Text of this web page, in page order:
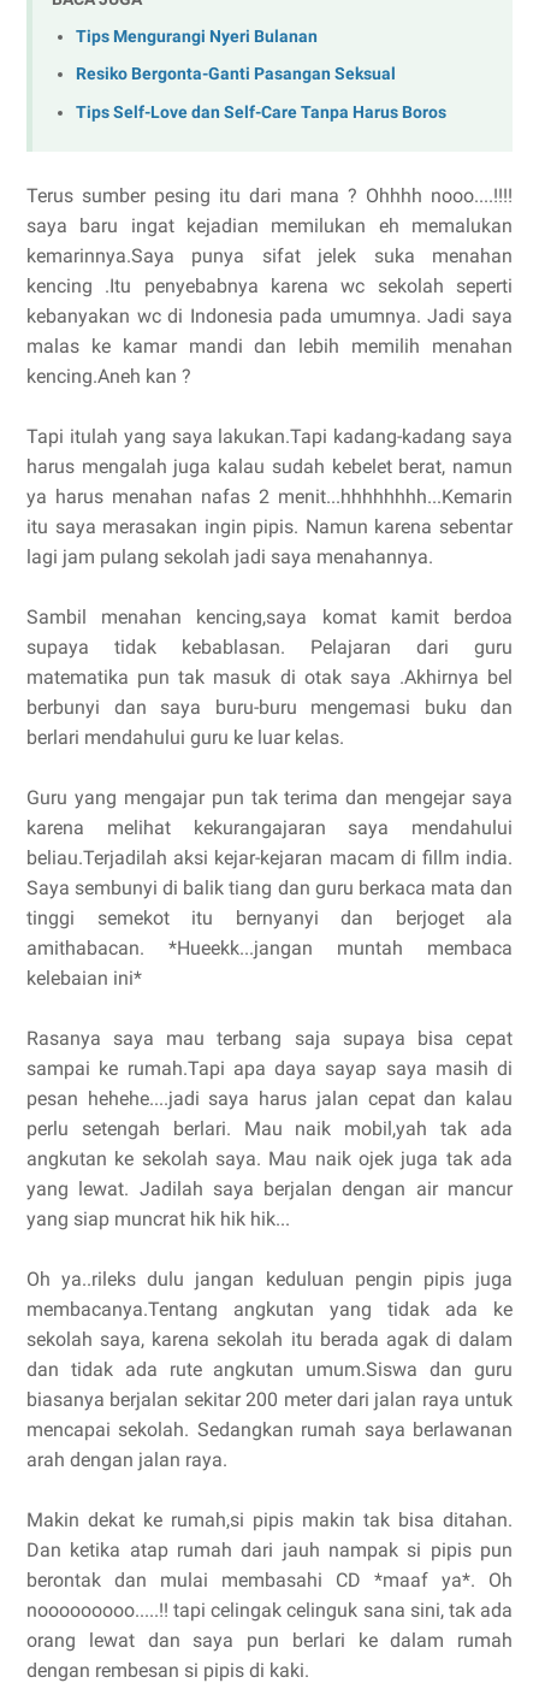
Tips Mengurangi Nyeri Bulanan
Resiko Bergonta-Ganti Pasangan Seksual
Tips Self-Love dan Self-Care Tanpa Harus Boros
Terus sumber pesing itu dari mana ? Ohhhh nooo....!!!!
saya baru ingat kejadian memilukan eh memalukan
kemarinnya.Saya punya sifat jelek suka menahan
kencing .Itu penyebabnya karena wc sekolah seperti
kebanyakan wc di Indonesia pada umumnya. Jadi saya
malas ke kamar mandi dan lebih memilih menahan
kencing.Aneh kan ?
Tapi itulah yang saya lakukan.Tapi kadang-kadang saya
harus mengalah juga kalau sudah kebelet berat, namun
ya harus menahan nafas 2 menit...hhhhhhhh...Kemarin
itu saya merasakan ingin pipis. Namun karena sebentar
lagi jam pulang sekolah jadi saya menahannya.
Sambil menahan kencing,saya komat kamit berdoa
supaya tidak kebablasan. Pelajaran dari guru
matematika pun tak masuk di otak saya .Akhirnya bel
berbunyi dan saya buru-buru mengemasi buku dan
berlari mendahului guru ke luar kelas.
Guru yang mengajar pun tak terima dan mengejar saya
karena melihat kekurangajaran saya mendahului
beliau.Terjadilah aksi kejar-kejaran macam di fillm india.
Saya sembunyi di balik tiang dan guru berkaca mata dan
tinggi semekot itu bernyanyi dan berjoget ala
amithabacan. *Hueekk...jangan muntah membaca
kelebaian ini*
Rasanya saya mau terbang saja supaya bisa cepat
sampai ke rumah.Tapi apa daya sayap saya masih di
pesan hehehe....jadi saya harus jalan cepat dan kalau
perlu setengah berlari. Mau naik mobil,yah tak ada
angkutan ke sekolah saya. Mau naik ojek juga tak ada
yang lewat. Jadilah saya berjalan dengan air mancur
yang siap muncrat hik hik hik...
Oh ya..rileks dulu jangan keduluan pengin pipis juga
membacanya.Tentang angkutan yang tidak ada ke
sekolah saya, karena sekolah itu berada agak di dalam
dan tidak ada rute angkutan umum.Siswa dan guru
biasanya berjalan sekitar 200 meter dari jalan raya untuk
mencapai sekolah. Sedangkan rumah saya berlawanan
arah dengan jalan raya.
Makin dekat ke rumah,si pipis makin tak bisa ditahan.
Dan ketika atap rumah dari jauh nampak si pipis pun
berontak dan mulai membasahi CD *maaf ya*. Oh
nooooooooo.....!! tapi celingak celinguk sana sini, tak ada
orang lewat dan saya pun berlari ke dalam rumah
dengan rembesan si pipis di kaki.